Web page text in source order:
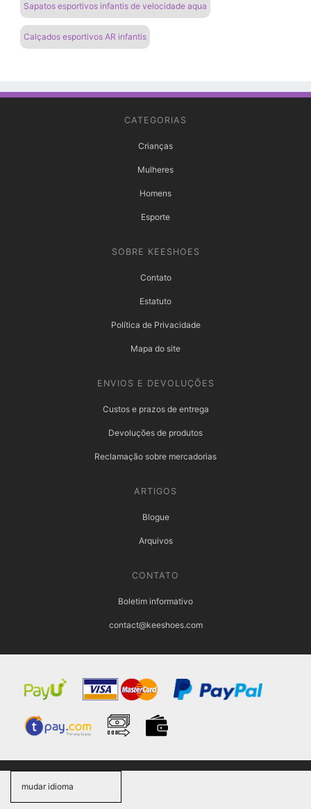
Sapatos esportivos infantis de velocidade aqua
Calçados esportivos AR infantis
CATEGORIAS
Crianças
Mulheres
Homens
Esporte
SOBRE KEESHOES
Contato
Estatuto
Política de Privacidade
Mapa do site
ENVIOS E DEVOLUÇÕES
Custos e prazos de entrega
Devoluções de produtos
Reclamação sobre mercadorias
ARTIGOS
Blogue
Arquivos
CONTATO
Boletim informativo
contact@keeshoes.com
mudar idioma